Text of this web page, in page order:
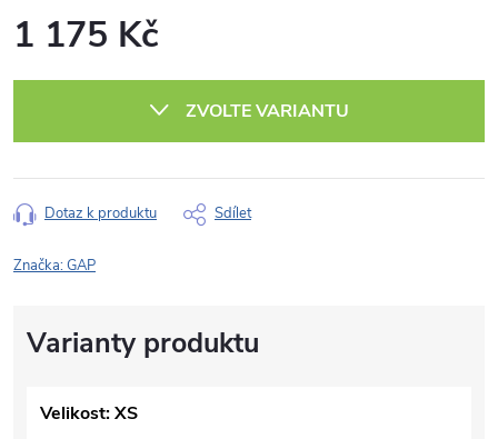
1 175 Kč
ZVOLTE VARIANTU
Dotaz k produktu Sdílet
Značka:GAP
Velikost: XS